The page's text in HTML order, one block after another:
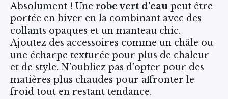
Absolument ! Une robe vert d’eau peut être
portée en hiver en la combinant avec des
collants opaques et un manteau chic.
Ajoutez des accessoires comme un châle ou
une écharpe texturée pour plus de chaleur
et de style. N’oubliez pas d’opter pour des
matières plus chaudes pour affronter le
froid tout en restant tendance.